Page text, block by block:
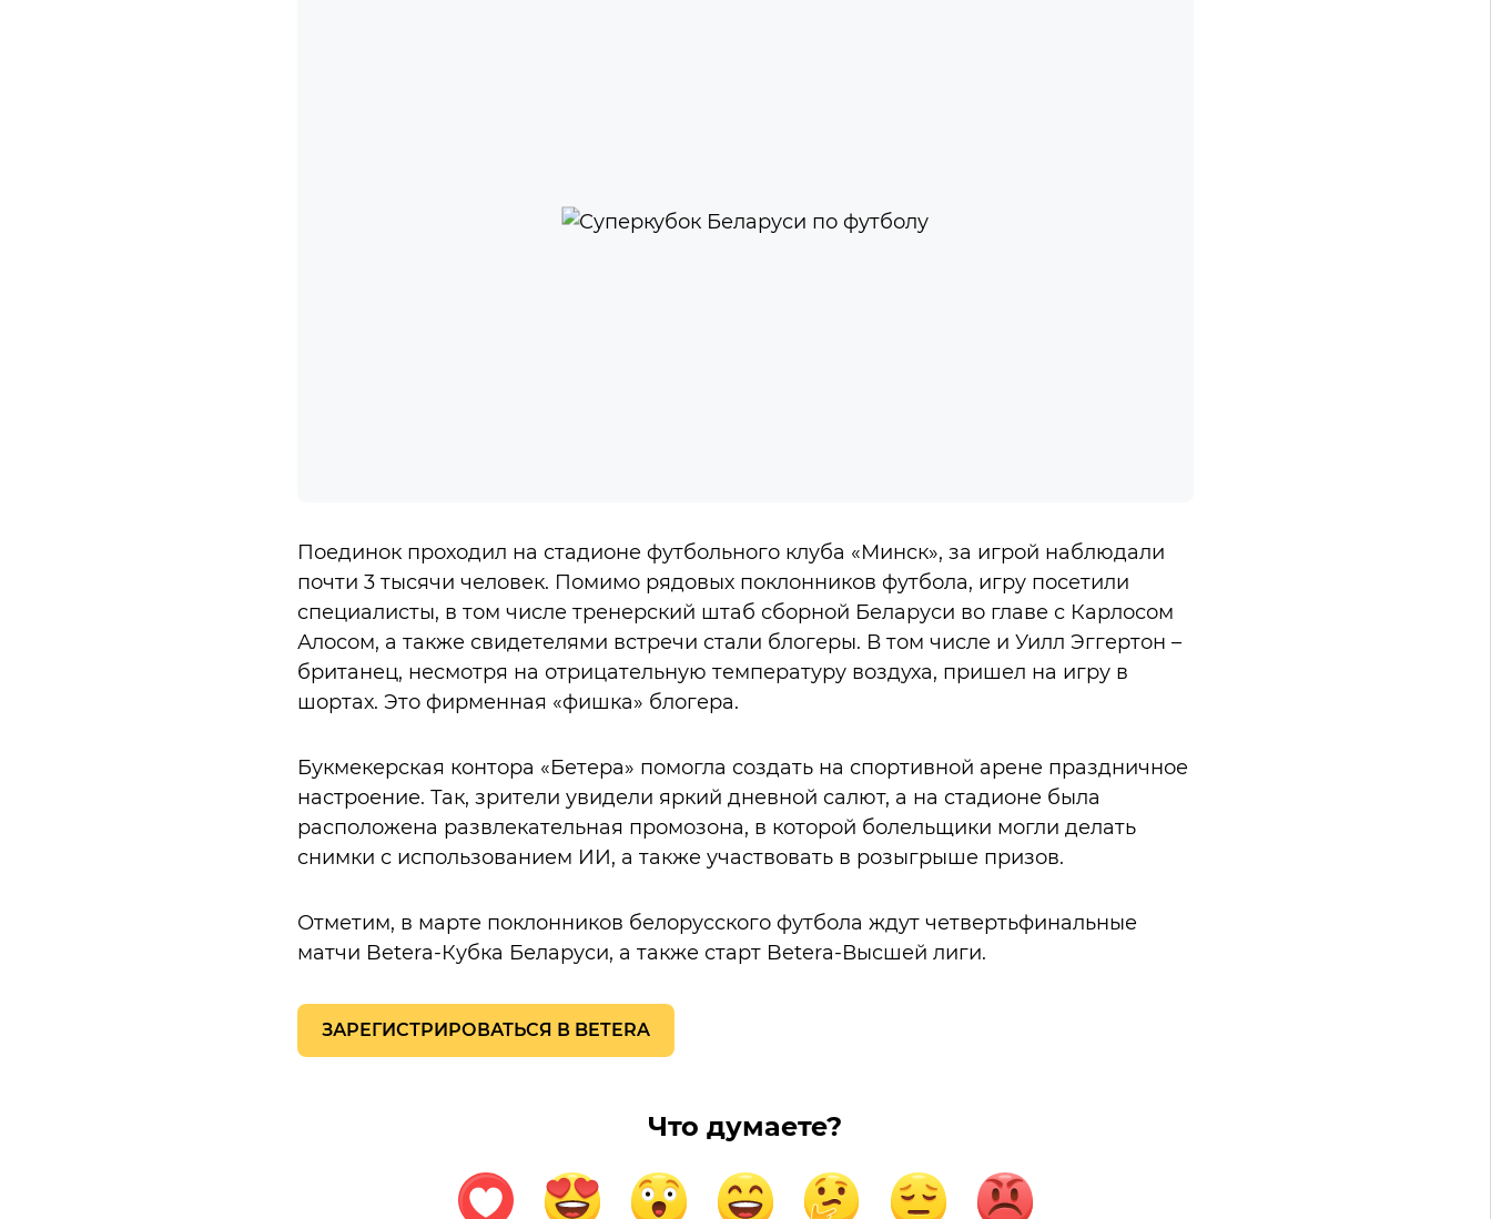
Поединок проходил на стадионе футбольного клуба «Минск», за игрой наблюдали
почти 3 тысячи человек. Помимо рядовых поклонников футбола, игру посетили
специалисты, в том числе тренерский штаб сборной Беларуси во главе с Карлосом
Алосом, а также свидетелями встречи стали блогеры. В том числе и Уилл Эггертон –
британец, несмотря на отрицательную температуру воздуха, пришел на игру в
шортах. Это фирменная «фишка» блогера.
Букмекерская контора «Бетера» помогла создать на спортивной арене праздничное
настроение. Так, зрители увидели яркий дневной салют, а на стадионе была
расположена развлекательная промозона, в которой болельщики могли делать
снимки с использованием ИИ, а также участвовать в розыгрыше призов.
Отметим, в марте поклонников белорусского футбола ждут четвертьфинальные
матчи Betera-Кубка Беларуси, а также старт Betera-Высшей лиги.
ЗАРЕГИСТРИРОВАТЬСЯ В BETERA
Что думаете?